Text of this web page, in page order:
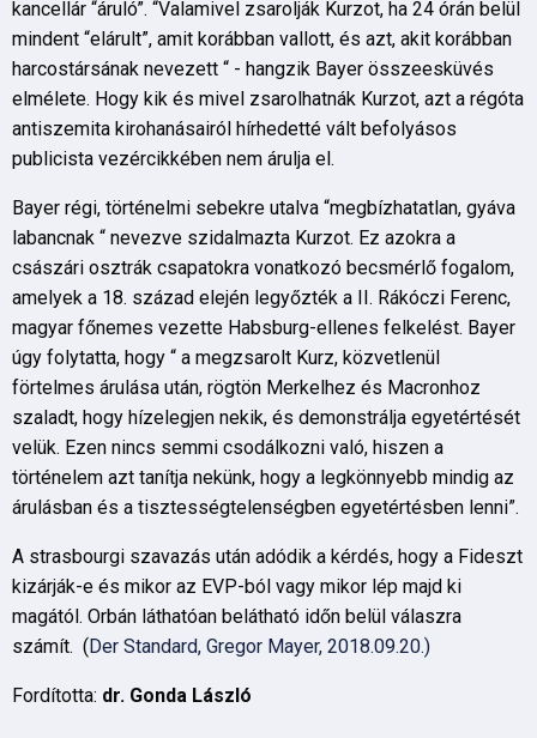
kancellár “áruló”. “Valamivel zsarolják Kurzot, ha 24 órán belül
mindent “elárult”, amit korábban vallott, és azt, akit korábban
harcostársának nevezett “ - hangzik Bayer összeesküvés
elmélete. Hogy kik és mivel zsarolhatnák Kurzot, azt a régóta
antiszemita kirohanásairól hírhedetté vált befolyásos
publicista vezércikkében nem árulja el.
Bayer régi, történelmi sebekre utalva “megbízhatatlan, gyáva
labancnak “ nevezve szidalmazta Kurzot. Ez azokra a
császári osztrák csapatokra vonatkozó becsmérlő fogalom,
amelyek a 18. század elején legyőzték a II. Rákóczi Ferenc,
magyar főnemes vezette Habsburg-ellenes felkelést. Bayer
úgy folytatta, hogy “ a megzsarolt Kurz, közvetlenül
förtelmes árulása után, rögtön Merkelhez és Macronhoz
szaladt, hogy hízelegjen nekik, és demonstrálja egyetértését
velük. Ezen nincs semmi csodálkozni való, hiszen a
történelem azt tanítja nekünk, hogy a legkönnyebb mindig az
árulásban és a tisztességtelenségben egyetértésben lenni”.
A strasbourgi szavazás után adódik a kérdés, hogy a Fideszt
kizárják-e és mikor az EVP-ból vagy mikor lép majd ki
magától. Orbán láthatóan belátható időn belül válaszra
számít. (Der Standard, Gregor Mayer, 2018.09.20.)
Fordította: dr. Gonda László